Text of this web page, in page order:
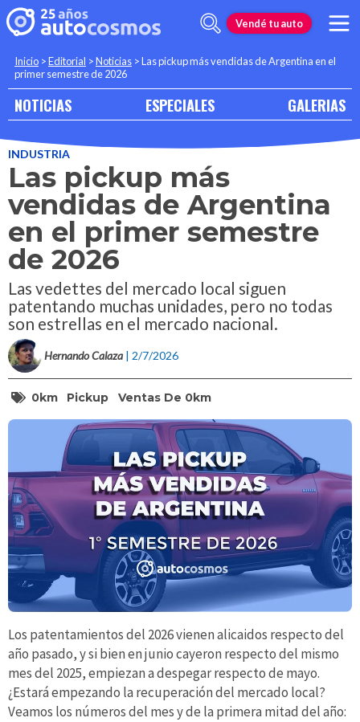
Vendé tu auto
Inicio >Editorial >Noticias >Las pickup más vendidas de Argentina en el
primer semestre de 2026
NOTICIAS ESPECIALES GALERIAS
INDUSTRIA
Las pickup más
vendidas de Argentina
en el primer semestre
de 2026
Las vedettes del mercado local siguen
patentando muchas unidades, pero no todas
son estrellas en el mercado nacional.
Hernando Calaza | 2/7/2026
0km Pickup Ventas De 0km
Los patentamientos del 2026 vienen alicaidos respecto del
año pasado, y si bien en junio cayeron respecto del mismo
mes del 2025, empiezan a despegar respecto de mayo.
¿Estará empezando la recuperación del mercado local?
Veamos los números del mes y de la primera mitad del año: